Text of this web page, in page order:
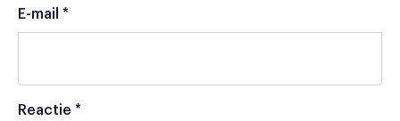
E-mail *
Reactie *